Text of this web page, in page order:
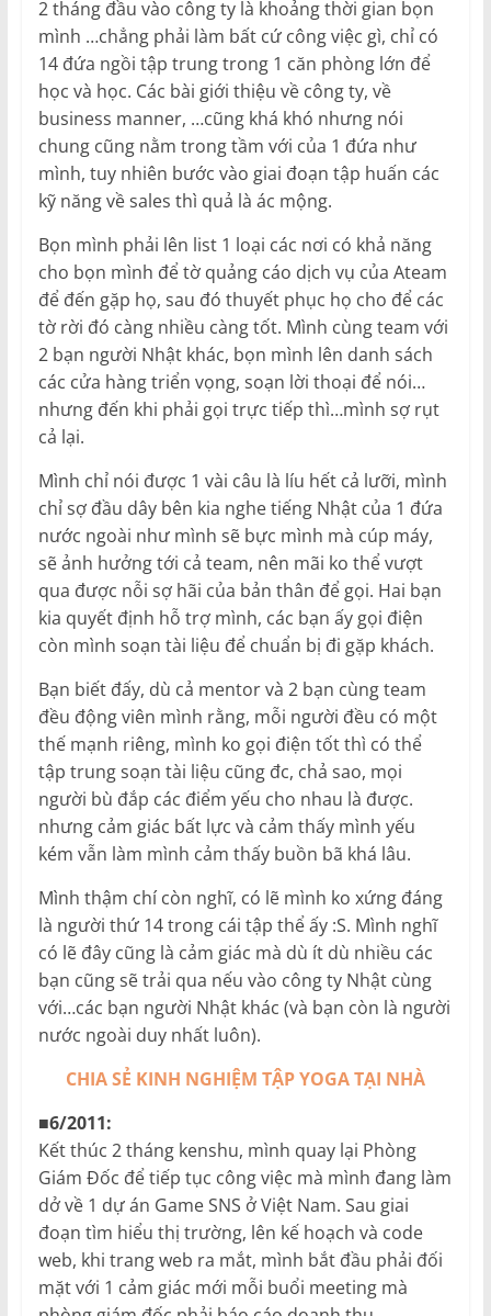
2 tháng đầu vào công ty là khoảng thời gian bọn
mình …chẳng phải làm bất cứ công việc gì, chỉ có
14 đứa ngồi tập trung trong 1 căn phòng lớn để
học và học. Các bài giới thiệu về công ty, về
business manner, …cũng khá khó nhưng nói
chung cũng nằm trong tầm với của 1 đứa như
mình, tuy nhiên bước vào giai đoạn tập huấn các
kỹ năng về sales thì quả là ác mộng.
Bọn mình phải lên list 1 loại các nơi có khả năng
cho bọn mình để tờ quảng cáo dịch vụ của Ateam
để đến gặp họ, sau đó thuyết phục họ cho để các
tờ rời đó càng nhiều càng tốt. Mình cùng team với
2 bạn người Nhật khác, bọn mình lên danh sách
các cửa hàng triển vọng, soạn lời thoại để nói…
nhưng đến khi phải gọi trực tiếp thì…mình sợ rụt
cả lại.
Mình chỉ nói được 1 vài câu là líu hết cả lưỡi, mình
chỉ sợ đầu dây bên kia nghe tiếng Nhật của 1 đứa
nước ngoài như mình sẽ bực mình mà cúp máy,
sẽ ảnh hưởng tới cả team, nên mãi ko thể vượt
qua được nỗi sợ hãi của bản thân để gọi. Hai bạn
kia quyết định hỗ trợ mình, các bạn ấy gọi điện
còn mình soạn tài liệu để chuẩn bị đi gặp khách.
Bạn biết đấy, dù cả mentor và 2 bạn cùng team
đều động viên mình rằng, mỗi người đều có một
thế mạnh riêng, mình ko gọi điện tốt thì có thể
tập trung soạn tài liệu cũng đc, chả sao, mọi
người bù đắp các điểm yếu cho nhau là được.
nhưng cảm giác bất lực và cảm thấy mình yếu
kém vẫn làm mình cảm thấy buồn bã khá lâu.
Mình thậm chí còn nghĩ, có lẽ mình ko xứng đáng
là người thứ 14 trong cái tập thể ấy :S. Mình nghĩ
có lẽ đây cũng là cảm giác mà dù ít dù nhiều các
bạn cũng sẽ trải qua nếu vào công ty Nhật cùng
với…các bạn người Nhật khác (và bạn còn là người
nước ngoài duy nhất luôn).
CHIA SẺ KINH NGHIỆM TẬP YOGA TẠI NHÀ
■6/2011:
Kết thúc 2 tháng kenshu, mình quay lại Phòng
Giám Đốc để tiếp tục công việc mà mình đang làm
dở về 1 dự án Game SNS ở Việt Nam. Sau giai
đoạn tìm hiểu thị trường, lên kế hoạch và code
web, khi trang web ra mắt, mình bắt đầu phải đối
mặt với 1 cảm giác mới mỗi buổi meeting mà